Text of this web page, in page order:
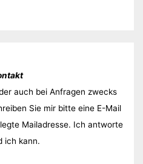
auch bei Anfragen zwecks
Sie mir bitte eine E-Mail
Mailadresse. Ich antworte
ich kann.